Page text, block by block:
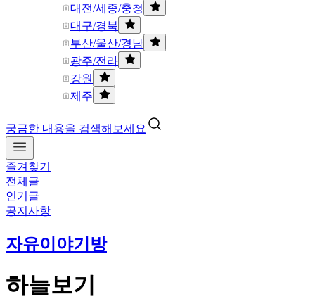
대전/세종/충청
대구/경북
부산/울산/경남
광주/전라
강원
제주
궁금한 내용을 검색해보세요
즐겨찾기
전체글
인기글
공지사항
자유이야기방
하늘보기